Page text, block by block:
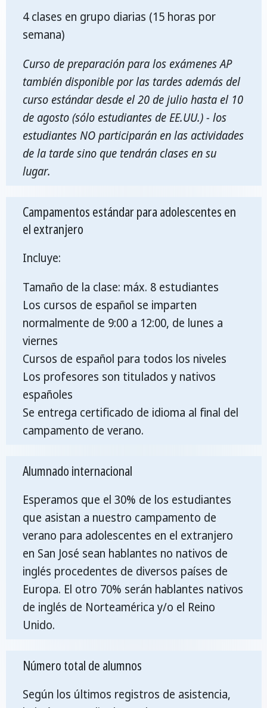
4 clases en grupo diarias (15 horas por
semana)
Curso de preparación para los exámenes AP
también disponible por las tardes además del
curso estándar desde el 20 de julio hasta el 10
de agosto (sólo estudiantes de EE.UU.) - los
estudiantes NO participarán en las actividades
de la tarde sino que tendrán clases en su
lugar.
Campamentos estándar para adolescentes en
el extranjero
Incluye:
Tamaño de la clase: máx. 8 estudiantes
Los cursos de español se imparten
normalmente de 9:00 a 12:00, de lunes a
viernes
Cursos de español para todos los niveles
Los profesores son titulados y nativos
españoles
Se entrega certificado de idioma al final del
campamento de verano.
Alumnado internacional
Esperamos que el 30% de los estudiantes
que asistan a nuestro campamento de
verano para adolescentes en el extranjero
en San José sean hablantes no nativos de
inglés procedentes de diversos países de
Europa. El otro 70% serán hablantes nativos
de inglés de Norteamérica y/o el Reino
Unido.
Número total de alumnos
Según los últimos registros de asistencia,